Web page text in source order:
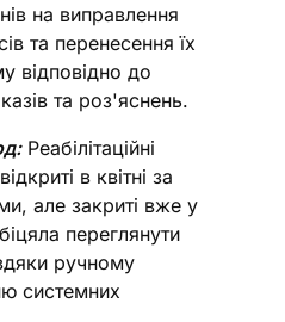
на виправлення
та перенесення їх
відповідно до
та роз'яснень.
Реабілітаційні
в квітні за
але закриті вже у
переглянути
ручному
системних